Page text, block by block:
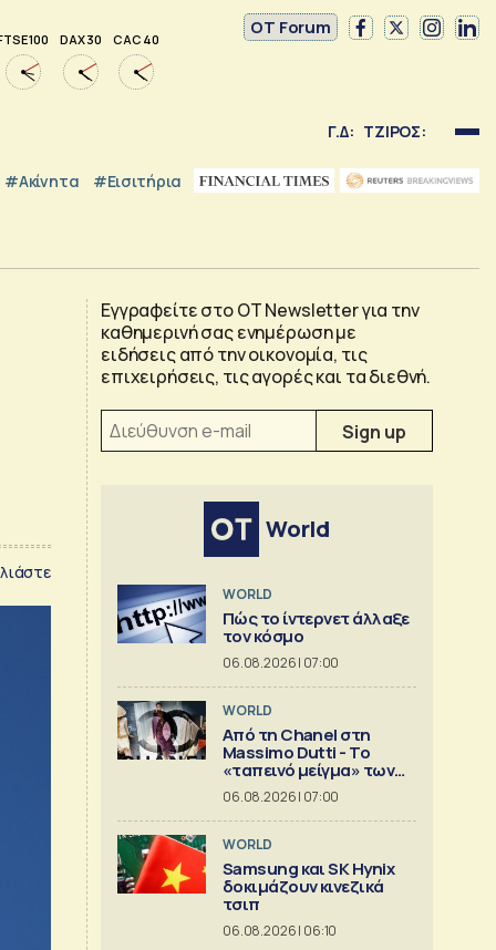
100 DAX 30 CAC 40
OT Forum
Γ.Δ: ΤΖΙΡΟΣ:
#Ακίνητα #εισιτήρια
Εγγραφείτε στο OT Newsletter για την
καθημερινή σας ενημέρωση με
ειδήσεις από την οικονομία, τις
επιχειρήσεις, τις αγορές και τα διεθνή.
World
WORLD
Πώς το ίντερνετ άλλαξε
τον κόσμο
06.08.2026 | 07:00
WORLD
Από τη Chanel στη
Massimo Dutti - Το
«ταπεινό μείγμα» των
best seller
06.08.2026 | 07:00
WORLD
Samsung και SK Hynix
δοκιμάζουν κινεζικά
τσιπ
06.08.2026 | 06:10